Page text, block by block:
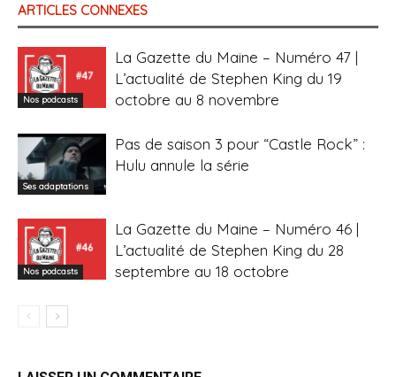
ARTICLES CONNEXES
Nos podcasts
La Gazette du Maine – Numéro 47 |
L’actualité de Stephen King du 19
octobre au 8 novembre
Ses adaptations
Pas de saison 3 pour “Castle Rock” :
Hulu annule la série
Nos podcasts
La Gazette du Maine – Numéro 46 |
L’actualité de Stephen King du 28
septembre au 18 octobre